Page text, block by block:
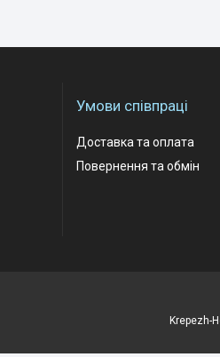
Умови співпраці
Доставка та оплата
Повернення та обмін